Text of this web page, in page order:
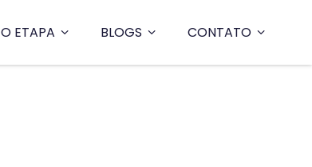
O ETAPA BLOGS CONTATO